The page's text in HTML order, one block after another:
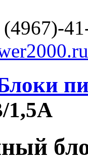
1,5А